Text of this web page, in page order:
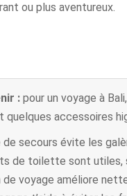
ou plus aventureux.
: pour un voyage à
quelques accessoires
de secours évite les
de toilette sont utiles,
de voyage améliore